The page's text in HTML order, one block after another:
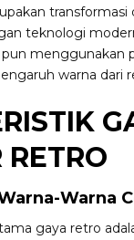
transformasi
teknologi
menggunakan
warna dari
RETRO
Warna
gaya retro